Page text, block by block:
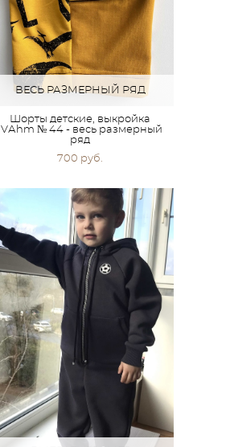
ВЕСЬ РАЗМЕРНЫЙ РЯД
Шорты детские, выкройка
IVАhm № 44 - весь размерный
ряд
700 pуб.